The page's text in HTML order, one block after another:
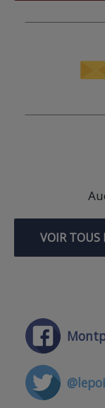
VOIR TOUS